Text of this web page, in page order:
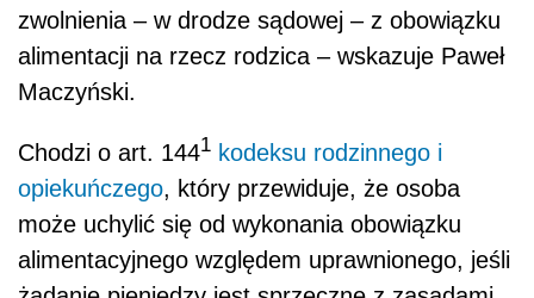
zwolnienia – w drodze sądowej – z obowiązku
alimentacji na rzecz rodzica – wskazuje Paweł
Maczyński.
Chodzi o art. 1441 kodeksu rodzinnego i
opiekuńczego, który przewiduje, że osoba
może uchylić się od wykonania obowiązku
alimentacyjnego względem uprawnionego, jeśli